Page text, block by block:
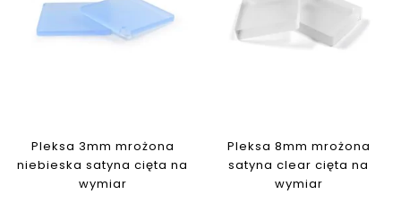
Pleksa 3mm mrożona
niebieska satyna cięta na
wymiar
Pleksa 8mm mrożona
satyna clear cięta na
wymiar